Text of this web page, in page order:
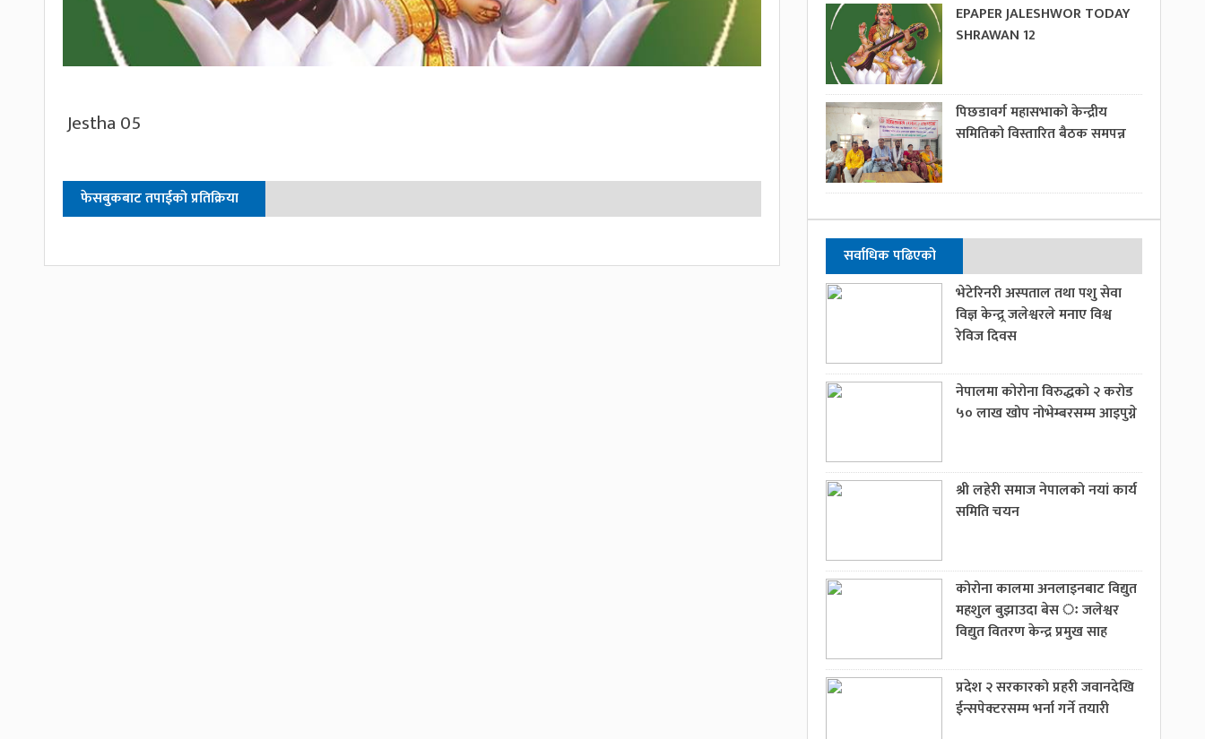
Jestha 05
फेसबुकबाट तपाईको प्रतिक्रिया
EPAPER JALESHWOR TODAY
SHRAWAN 12
पिछडावर्ग महासभाको केन्द्रीय
समितिको विस्तारित बैठक समपन्न
सर्वाधिक पढिएको
भेटेरिनरी अस्पताल तथा पशु सेवा
विज्ञ केन्द्र्र जलेश्वरले मनाए विश्व
रेविज दिवस
नेपालमा कोरोना विरुद्धको २ करोड
५० लाख खोप नोभेम्बरसम्म आइपुग्ने
श्री लहेरी समाज नेपालको नयां कार्य
समिति चयन
कोरोना कालमा अनलाइनबाट विद्युत
महशुल बुझाउदा बेस ः जलेश्वर
विद्युत वितरण केन्द्र प्रमुख साह
प्रदेश २ सरकारको प्रहरी जवानदेखि
ईन्सपेक्टरसम्म भर्ना गर्ने तयारी